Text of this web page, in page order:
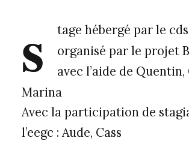
s
tage hébergé par le
organisé par le projet
avec l’aide de Quentin,
Marina
Avec la participation de
l’eegc : Aude, Cass